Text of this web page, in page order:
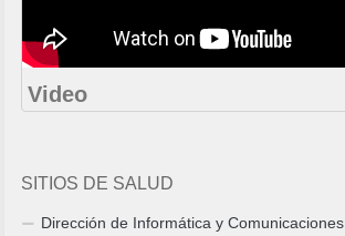
Video
SITIOS DE SALUD
Dirección de Informática y Comunicaciones